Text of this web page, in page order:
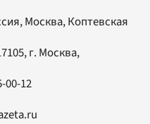
Москва, Коптевская
, г. Москва,
00-12